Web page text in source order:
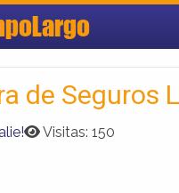
de Seguros
Visitas: 150